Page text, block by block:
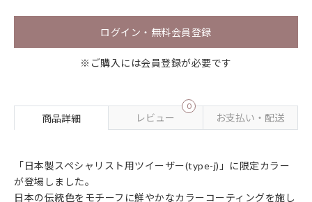
ログイン・無料会員登録
※ご購入には会員登録が必要です
商品詳細 レビュー
0
お支払い・配送
「日本製スペシャリスト用ツイーザー(type-j)」に限定カラー
が登場しました。
日本の伝統色をモチーフに鮮やかなカラーコーティングを施し